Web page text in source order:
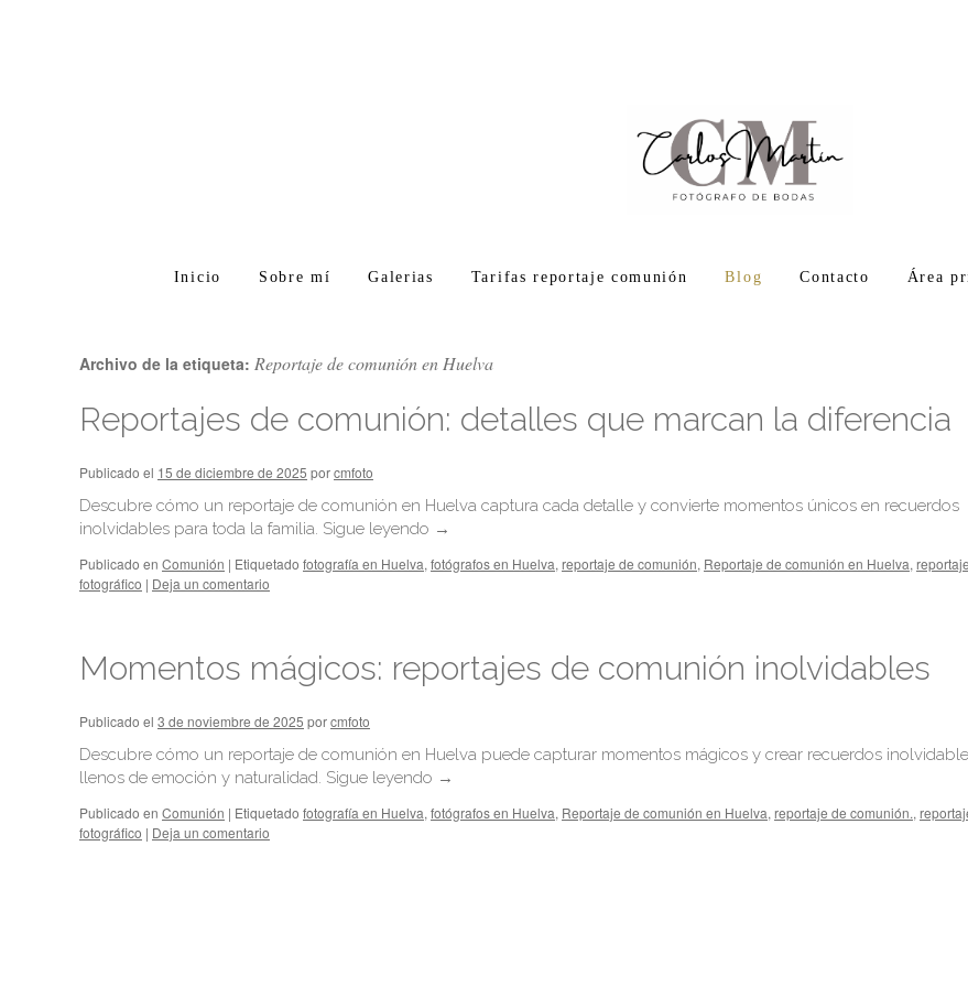
Inicio Sobre mí Galerias Tarifas reportaje comunión Blog Contacto Área
Archivo de la etiqueta: Reportaje de comunión en Huelva
Reportajes de comunión: detalles que marcan la diferencia
Publicado el 15 de diciembre de 2025 porcmfoto
Descubre cómo un reportaje de comunión en Huelva captura cada detalle y convierte momentos únicos en recuerdos
inolvidables para toda la familia. Sigue leyendo →
Publicado en Comunión | Etiquetado fotografía en Huelva, fotógrafos en Huelva, reportaje de comunión, Reportaje de comunión en Huelva, reportaje
fotográfico | Deja un comentario
Momentos mágicos: reportajes de comunión inolvidables
Publicado el 3 de noviembre de 2025 porcmfoto
Descubre cómo un reportaje de comunión en Huelva puede capturar momentos mágicos y crear recuerdos
llenos de emoción y naturalidad. Sigue leyendo →
Publicado en Comunión | Etiquetado fotografía en Huelva, fotógrafos en Huelva, Reportaje de comunión en Huelva, reportaje de comunión.,
fotográfico | Deja un comentario